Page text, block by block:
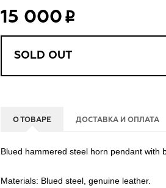
15 000
SOLD OUT
О ТОВАРЕ ДОСТАВКА И ОПЛАТА
Blued hammered steel horn pendant with
Materials: Blued steel, genuine leather.